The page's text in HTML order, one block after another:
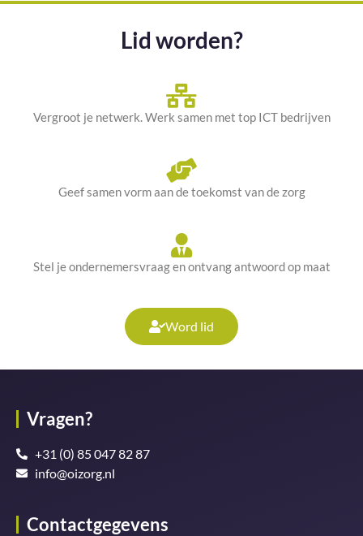
Lid worden?
Vergroot je netwerk. Werk samen met top ICT bedrijven
Geef samen vorm aan de toekomst van de zorg
Stel je ondernemersvraag en ontvang antwoord op maat
Word lid
Vragen?
+31 (0) 85 047 82 87
info@oizorg.nl
Contactgegevens